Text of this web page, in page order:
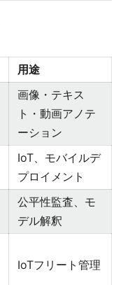
用途
画像・テキス
ト・動画アノテ
ーション
IoT、モバイルデ
プロイメント
公平性監査、モ
デル解釈
IoTフリート管理